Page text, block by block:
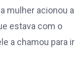
mulher acionou a
estava com o
a chamou para ir